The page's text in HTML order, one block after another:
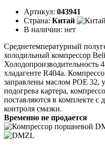
Артикул: 043941
Страна: Китай
В наличии: нет
Среднетемпературный
холодильный компрессор
Холодопроизводительность
хладагенте R404a.
заправлены маслом POE
подогрева картера,
поставляются в комплекте
контроля смазки.
Временно не продается